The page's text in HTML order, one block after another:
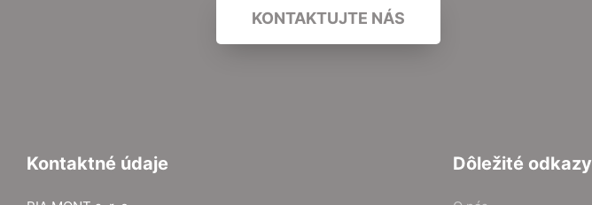
KONTAKTUJTE NÁS
Kontaktné údaje Dôležité odkazy